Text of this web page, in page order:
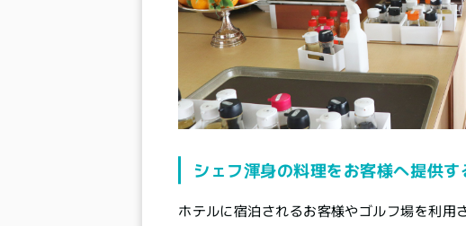
シェフ渾身の料理をお客様へ提供す
ホテルに宿泊されるお客様やゴルフ場を利用